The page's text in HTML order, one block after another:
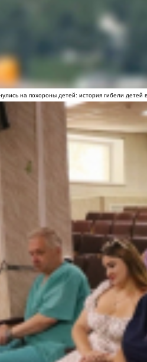
на похороны детей: история гибели детей